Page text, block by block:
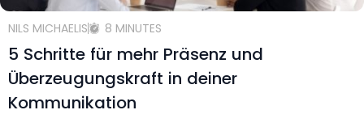
NILS MICHAELIS 8 MINUTES
5 Schritte für mehr Präsenz und
Überzeugungskraft in deiner
Kommunikation